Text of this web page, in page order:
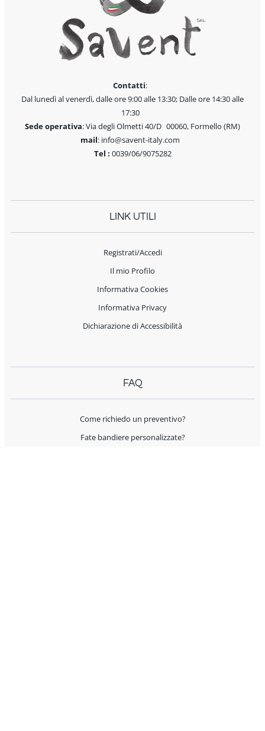
Contatti:
Dal lunedì al venerdì, dalle ore 9:00 alle 13:30; Dalle ore 14:30 alle
17:30
Sede operativa: Via degli Olmetti 40/D 00060, Formello (RM)
mail: info@savent-italy.com
Tel : 0039/06/9075282
LINK UTILI
Registrati/Accedi
Il mio Profilo
Informativa Cookies
Informativa Privacy
Dichiarazione di Accessibilità
FAQ
Come richiedo un preventivo?
Fate bandiere personalizzate?